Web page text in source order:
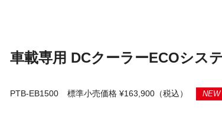
車載専用 DCクーラーECOシス
PTB-EB1500 標準小売価格 ¥163,900（税込） NEW